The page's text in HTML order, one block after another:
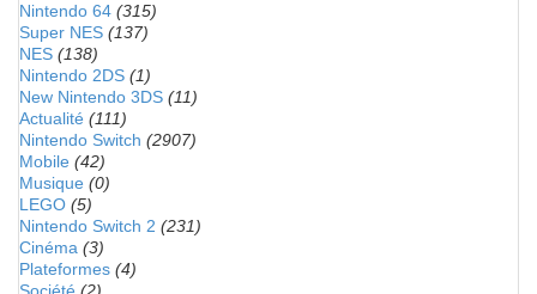
Nintendo 64 (315)
Super NES (137)
NES (138)
Nintendo 2DS (1)
New Nintendo 3DS (11)
Actualité (111)
Nintendo Switch (2907)
Mobile (42)
Musique (0)
LEGO (5)
Nintendo Switch 2 (231)
Cinéma (3)
Plateformes (4)